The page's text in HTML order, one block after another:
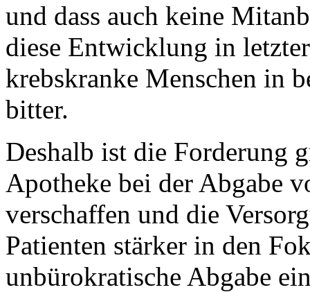
und dass auch keine
diese Entwicklung in
krebskranke Menschen in
bitter.
Deshalb ist die Forderung
Apotheke bei der Abgabe
verschaffen und die
Patienten stärker in den
unbürokratische Abgabe